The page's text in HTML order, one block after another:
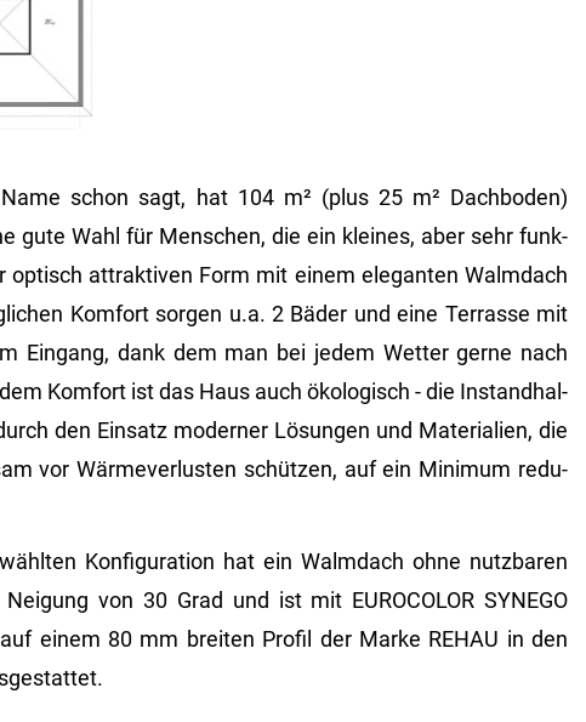
schon sagt, hat 104 m² (plus 25 m² Dach­bo­den)
gute Wahl für Men­schen, die ein klei­nes, aber sehr funk­
op­tisch at­trak­ti­ven Form mit einem ele­gan­ten Walm­dach
Kom­fort sor­gen u.a. 2 Bäder und eine Ter­ras­se mit
Ein­gang, dank dem man bei jedem Wet­ter gerne nach
Kom­fort ist das Haus auch öko­lo­gisch - die In­stand­hal­
den Ein­satz mo­der­ner Lö­sun­gen und Ma­te­ria­li­en, die
vor Wär­me­ver­lus­ten schüt­zen, auf ein Mi­ni­mum re­du­
Kon­fi­gu­ra­ti­on hat ein Walm­dach ohne nutz­ba­ren
von 30 Grad und ist mit EU­RO­CO­LOR SYN­EGO
einem 80 mm brei­ten Pro­fil der Marke REHAU in den